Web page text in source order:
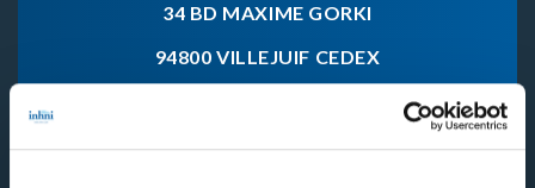
34 BD MAXIME GORKI
94800 VILLEJUIF CEDEX